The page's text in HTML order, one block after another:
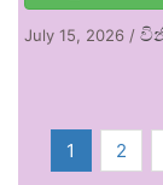
July 15, 2026 /
1 2